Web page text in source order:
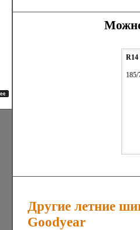
R14
Другие летние
Goodyear